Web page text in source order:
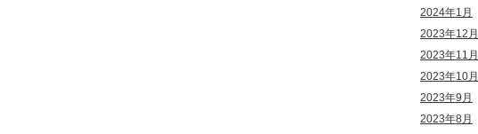
2024年1月
2023年12月
2023年11月
2023年10月
2023年9月
2023年8月